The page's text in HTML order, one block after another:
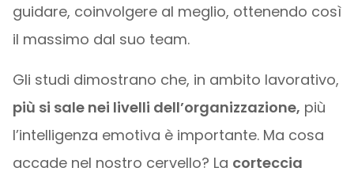
guidare, coinvolgere al meglio, ottenendo così
il massimo dal suo team.
Gli studi dimostrano che, in ambito lavorativo,
più si sale nei livelli dell’organizzazione, più
l’intelligenza emotiva è importante. Ma cosa
accade nel nostro cervello? La corteccia